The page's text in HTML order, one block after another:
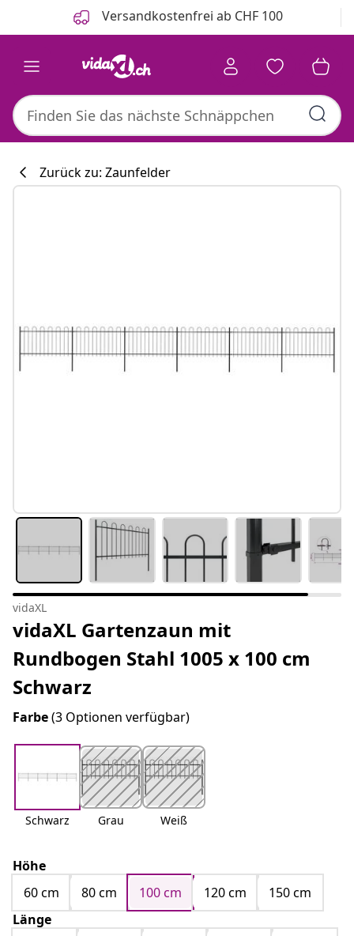
Versandkostenfrei ab CHF 100
Zurück zu: Zaunfelder
vidaXL
vidaXL Gartenzaun mit
Rundbogen Stahl 1005 x 100 cm
Schwarz
Farbe(3 Optionen verfügbar)
Schwarz Grau Weiß
Höhe
60 cm
80 cm 100 cm 120 cm
150 cm
Länge